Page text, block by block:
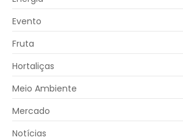
Evento
Fruta
Hortaliças
Meio Ambiente
Mercado
Notícias